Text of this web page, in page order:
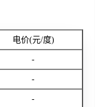
电价(元/度)
-
-
-